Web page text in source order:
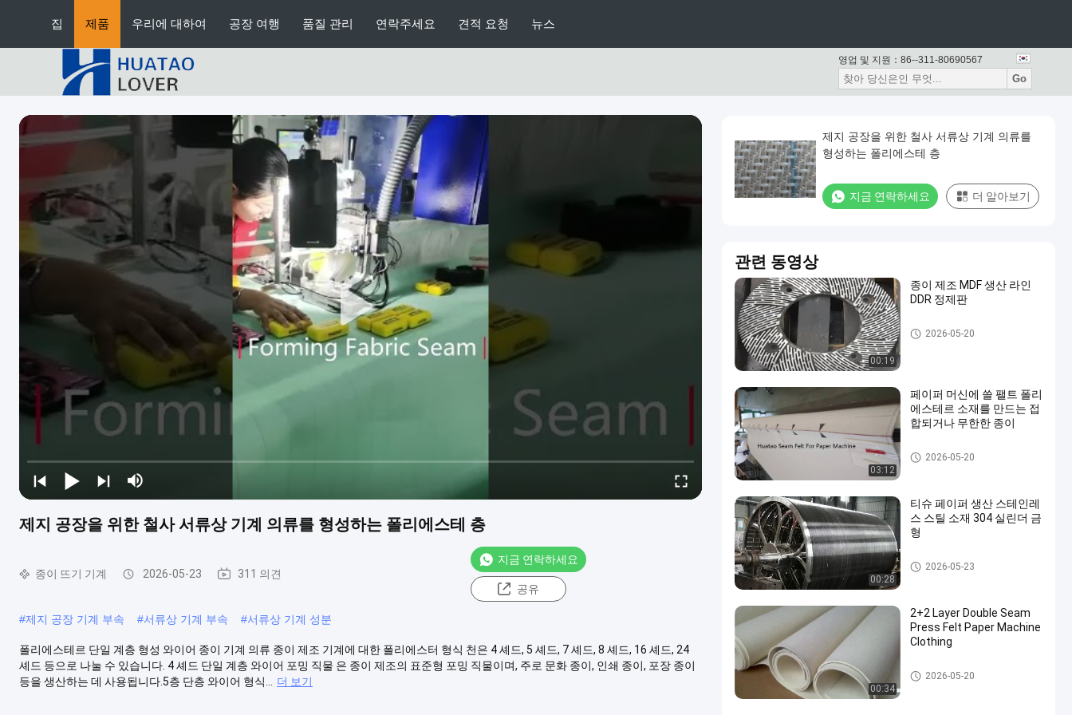
집 제품 우리에 대하여 공장 여행 품질 관리 연락주세요 견적 요청 뉴스
영업 및 지원： 86--311-80690567
Go
제지 공장을 위한 철사 서류상 기계 의류를 형성하는 폴리에스테 층
종이 뜨기 기계 2026-05-23 311 의견
지금 연락하세요
공유
#제지 공장 기계 부속 #서류상 기계 부속 #서류상 기계 성분
폴리에스테르 단일 계층 형성 와이어 종이 기계 의류 종이 제조 기계에 대한 폴리에스터 형식 천은 4 셰드, 5 셰드, 7 셰드, 8 셰드, 16 셰드, 24
셰드 등으로 나눌 수 있습니다. 4 셰드 단일 계층 와이어 포밍 직물 은 종이 제조의 표준형 포밍 직물이며, 주로 문화 종이, 인쇄 종이, 포장 종이
등을 생산하는 데 사용됩니다.5층 단층 와이어 형식...
더 보기
제지 공장을 위한 철사 서류상 기계 의류를
형성하는 폴리에스테 층
지금 연락하세요 더 알아보기
관련 동영상
00:19
종이 제조 MDF 생산 라인
DDR 정제판
종이 뜨기 기계
2026-05-20
03:12
페이퍼 머신에 쓸 팰트 폴리
에스테르 소재를 만드는 접
합되거나 무한한 종이
종이 뜨기 기계
2026-05-20
00:28
티슈 페이퍼 생산 스테인레
스 스틸 소재 304 실린더 금
형
종이 뜨기 기계
2026-05-23
00:34
2+2 Layer Double Seam
Press Felt Paper Machine
Clothing
종이 뜨기 기계
2026-05-20